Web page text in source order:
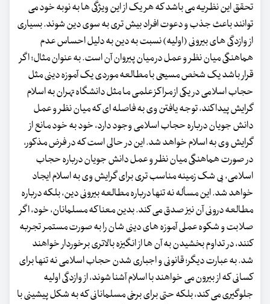
تحقق این نظریه می باشد که هر یک از این ویژگی ها به نوبه خود می
توانند باعث جذب و دعوت افراد بیش تری به سوی دین شوند. بسیاری
از وازدگی های بیرونی (اولیه) نسبت به دین به دلیل احساس عدم
هماهنگی میان نظر و عمل در میان پیروان آن است. به عنوان مثال؛ اگر
قرار باشد یک شخص مسیحی با مطالعه موردی یک آموزه دینی مثل
حجاب اسلامی در یکی از مراکز علمی ما مثل دانشگاه تهران به اسلام
گرایش پیدا کند، توجه یافتن وی به فاصله ای که میان نظر و عمل
دانش جویان درباره حجاب اسلامی وجود دارد، خود به خود مانع از
گرایش وی به اسلام خواهد شد. این در حالی است که در فرض مذکور،
در صورت هماهنگی میان نظر و عمل دانش جویان درباره حجاب
اسلامی، بی شک زمینه مناسب تری برای گرایش وی به اسلام ایجاد
خواهد شد. این مسأله نه تنها درباره مطالعه بیرونی دین، بلکه درباره
مطالعه درونی آن نیز صدق می کند. بدین معنا که مسلمانان، خود، اگر
صلابت و شکوه عملی آموزه های دینی شان را به صورت مستمر تجربه
کنند، در تداوم بخشیدن به آن ها از انگیزه بالاتری برخوردار خواهند
شد. به عبارت دیگر؛ قانونی و اجباری شدن حجاب اسلامی نه تنها برای
کسانی که از بیرون می خواهند با اسلام آشنا شوند، از وازدگی اولیه
جلوگیری می کند، بلکه حتی برای برخی مسلمانانی که به شکل پیشینی با